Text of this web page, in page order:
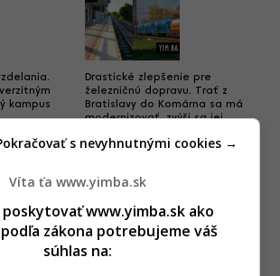
kampus
Drastické zlepšenie pre
železničnú dopravu. Trať z
Bratislavy do Komárna sa má
modernizovať, zvýši sa jej
doplní
Víta ťa www.yimba.sk
poskytovať www.yimba.sk ako
zákona potrebujeme váš
súhlas na:
s nevyhnutnými cookies →